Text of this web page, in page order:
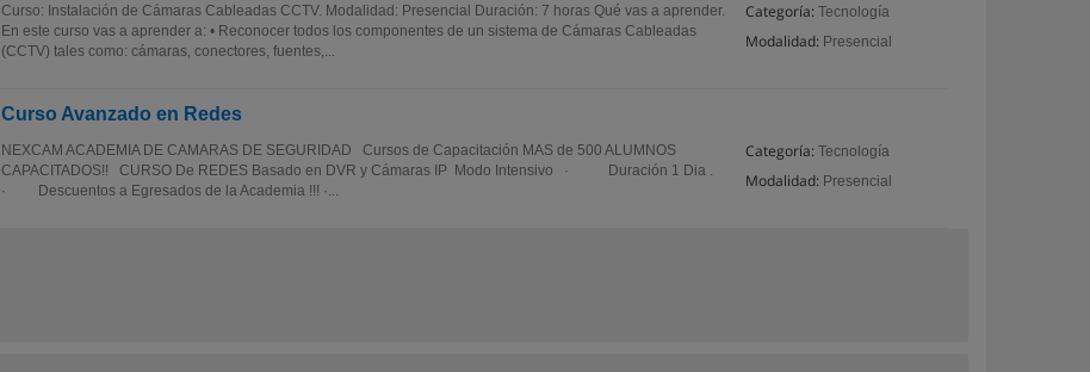
Categoría: Tecnología
Modalidad: Presencial
Curso: Instalación de Cámaras Cableadas CCTV. Modalidad: Presencial Duración: 7 horas Qué vas a aprender.
En este curso vas a aprender a: • Reconocer todos los componentes de un sistema de Cámaras Cableadas
(CCTV) tales como: cámaras, conectores, fuentes,...
Curso Avanzado en Redes
Categoría: Tecnología
Modalidad: Presencial
NEXCAM ACADEMIA DE CAMARAS DE SEGURIDAD Cursos de Capacitación MAS de 500 ALUMNOS
CAPACITADOS!! CURSO De REDES Basado en DVR y Cámaras IP Modo Intensivo · Duración 1 Dia .
· Descuentos a Egresados de la Academia !!! ·...